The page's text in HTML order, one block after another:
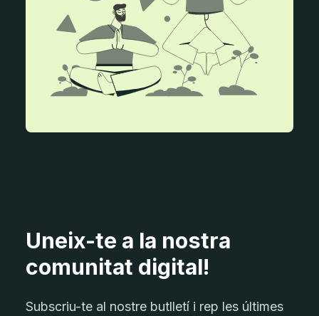
Uneix-te a la nostra
comunitat digital!
Subscriu-te al nostre butlletí i rep les últimes